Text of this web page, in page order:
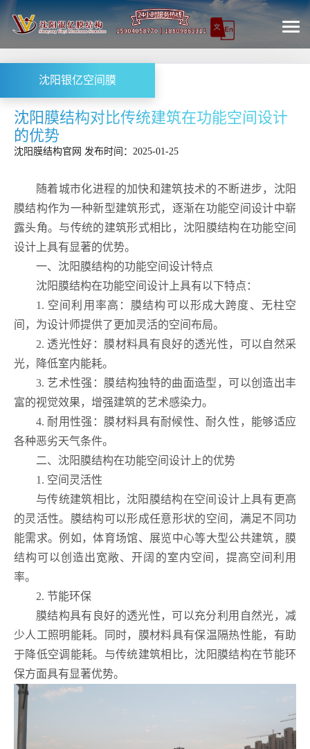
沈阳银亿空间膜
沈阳膜结构对比传统建筑在功能空间设计
的优势
沈阳膜结构官网 发布时间：2025-01-25
随着城市化进程的加快和建筑技术的不断进步， 沈阳
膜结构作为一种新型建筑形式，逐渐在功能空间设计中崭
露头角。与传统的建筑形式相比，沈阳膜结构在功能空间
设计上具有显著的优势。
一、沈阳膜结构的功能空间设计特点
沈阳膜结构在功能空间设计上具有以下特点：
1. 空间利用率高：膜结构可以形成大跨度、无柱空
间，为设计师提供了更加灵活的空间布局。
2. 透光性好：膜材料具有良好的透光性，可以自然采
光，降低室内能耗。
3. 艺术性强：膜结构独特的曲面造型，可以创造出丰
富的视觉效果，增强建筑的艺术感染力。
4. 耐用性强：膜材料具有耐候性、耐久性，能够适应
各种恶劣天气条件。
二、沈阳膜结构在功能空间设计上的优势
1. 空间灵活性
与传统建筑相比，沈阳膜结构在空间设计上具有更高
的灵活性。膜结构可以形成任意形状的空间，满足不同功
能需求。例如，体育场馆、展览中心等大型公共建筑，膜
结构可以创造出宽敞、开阔的室内空间，提高空间利用
率。
2. 节能环保
膜结构具有良好的透光性，可以充分利用自然光，减
少人工照明能耗。同时，膜材料具有保温隔热性能，有助
于降低空调能耗。与传统建筑相比，沈阳膜结构在节能环
保方面具有显著优势。